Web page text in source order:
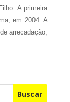
A primeira
em 2004. A
arrecadação,
Buscar